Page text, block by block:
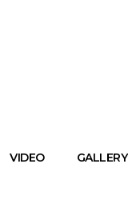
VIDEO GALLERY